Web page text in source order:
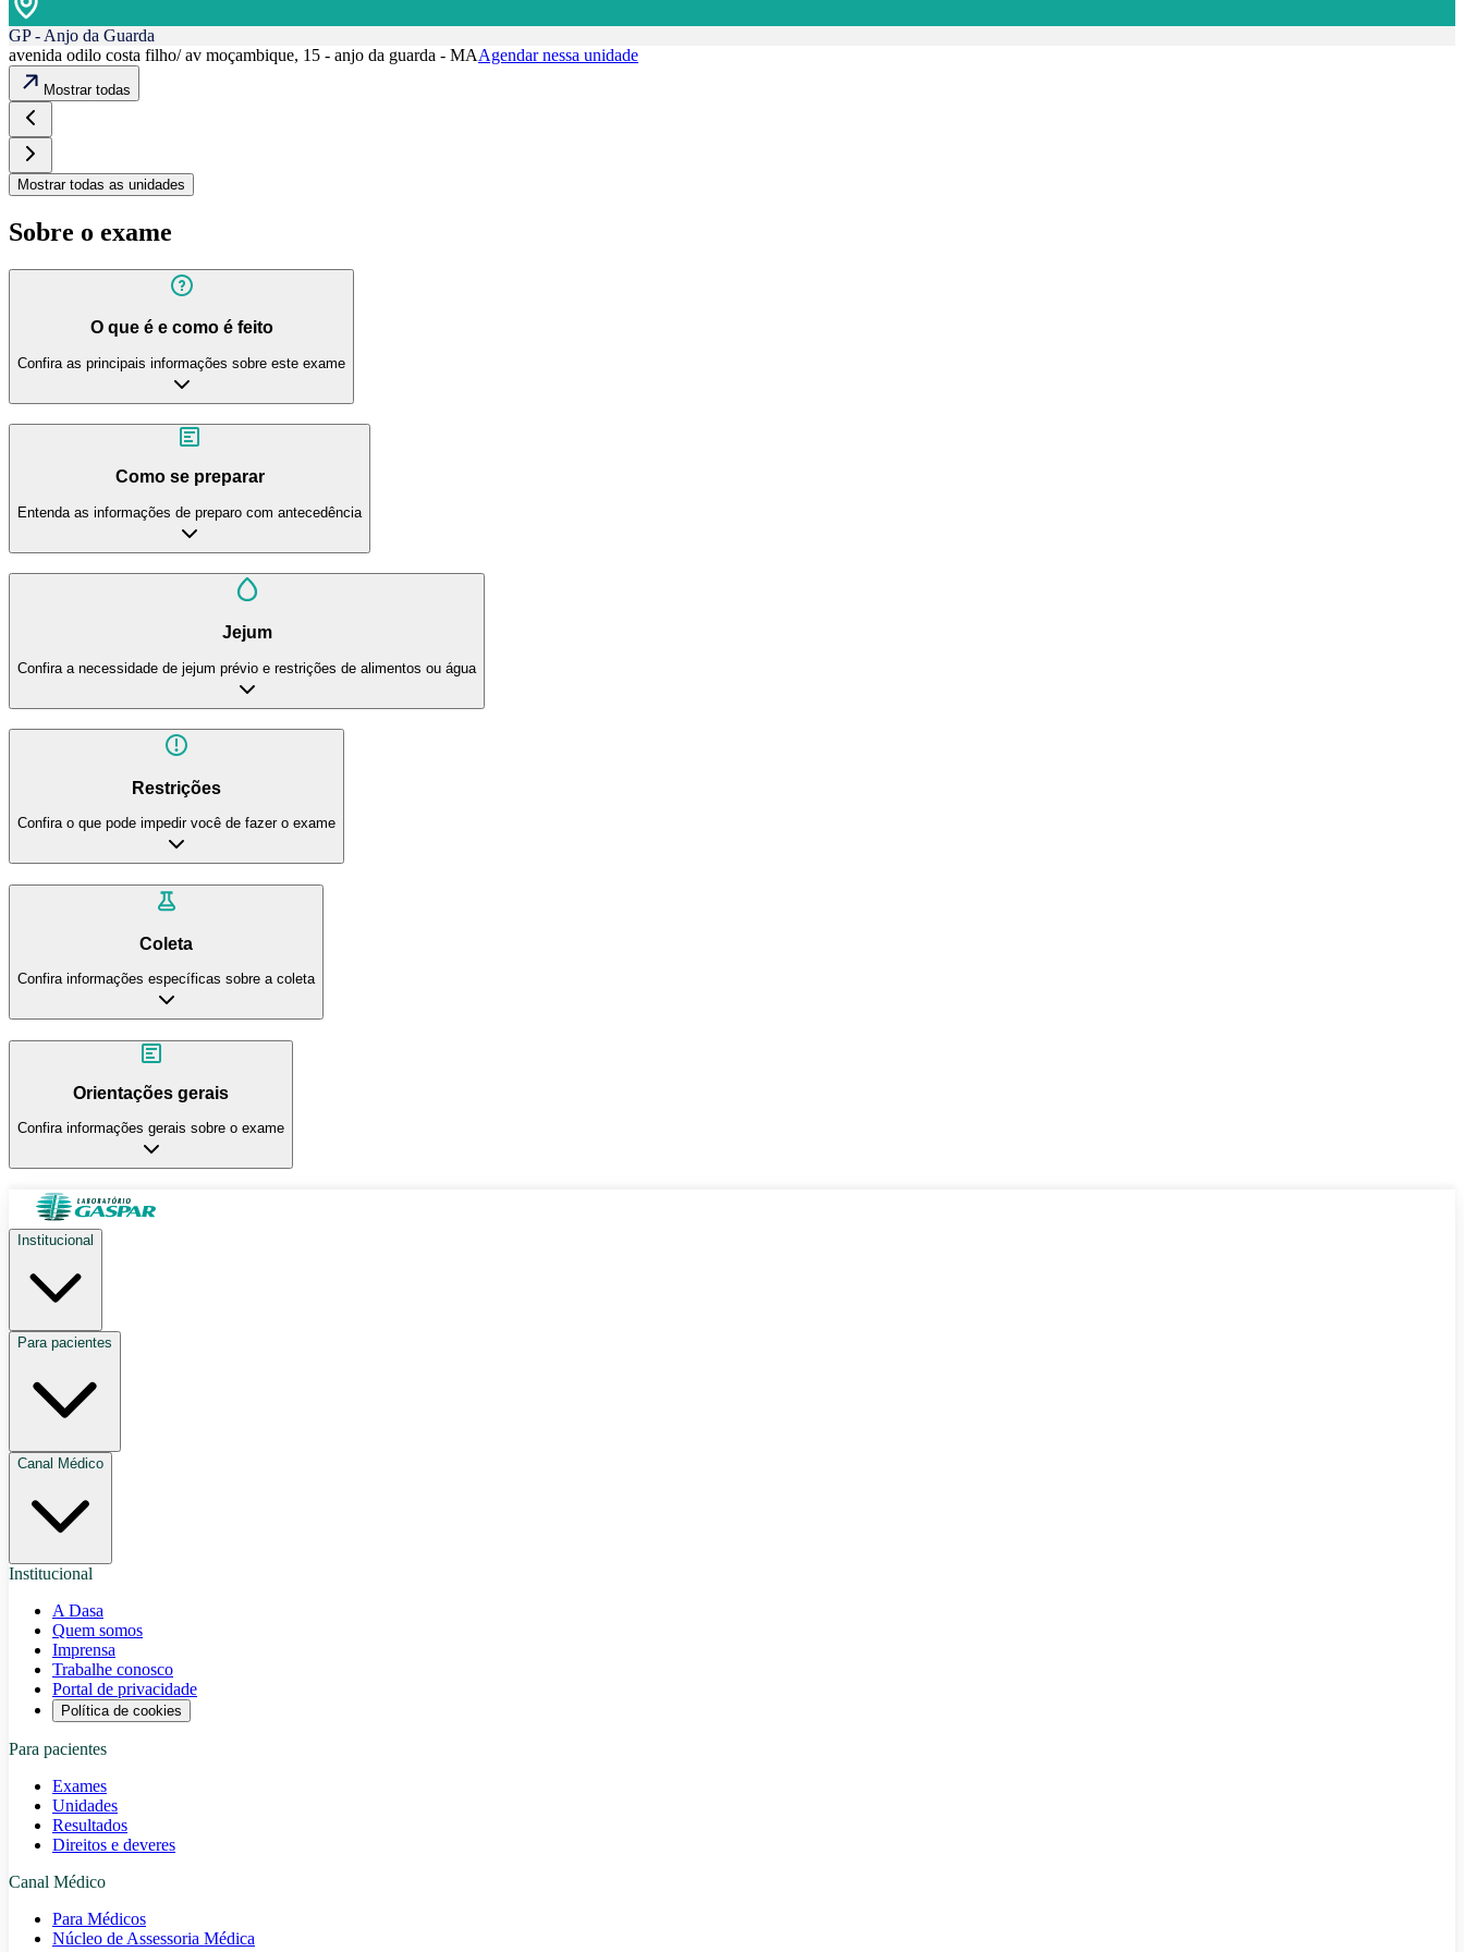
GP - Anjo da Guarda
avenida odilo costa filho/ av moçambique, 15 - anjo da guarda - MAAgendar nessa unidade
Mostrar todas
Mostrar todas as unidades
Sobre o exame
O que é e como é feito
Confira as principais informações sobre este exame
Como se preparar
Entenda as informações de preparo com antecedência
Jejum
Confira a necessidade de jejum prévio e restrições de alimentos ou água
Restrições
Confira o que pode impedir você de fazer o exame
Coleta
Confira informações específicas sobre a coleta
Orientações gerais
Confira informações gerais sobre o exame
Institucional
Para pacientes
Canal Médico
Institucional
A Dasa
Quem somos
Imprensa
Trabalhe conosco
Portal de privacidade
Política de cookies
Para pacientes
Exames
Unidades
Resultados
Direitos e deveres
Canal Médico
Para Médicos
Núcleo de Assessoria Médica